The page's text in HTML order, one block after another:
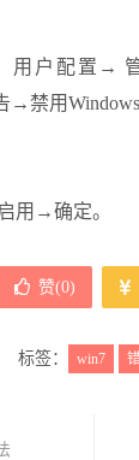
用户配置→
→禁用Windows
用→确定。
赞(0)
标签： win7